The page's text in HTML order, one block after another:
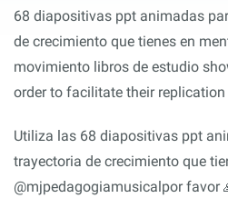
68 diapositivas ppt animadas
de crecimiento que tienes en
movimiento libros de estudio
order to facilitate their
Utiliza las 68 diapositivas ppt
trayectoria de crecimiento que
@mjpedagogiamusicalpor favor